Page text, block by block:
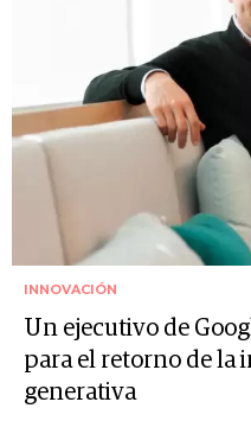
INNOVACIÓN
Un ejecutivo de
para el retorno de la
generativa